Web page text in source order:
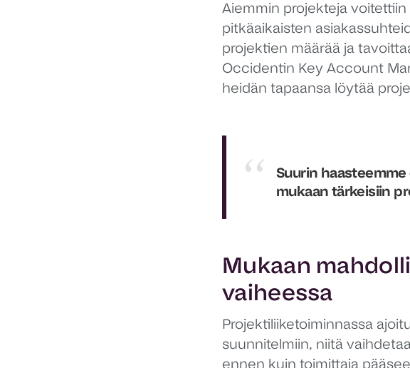
Aiemmin projekteja
pitkäaikaisten
projektien määrää ja
Occidentin Key Account
heidän tapaansa löytää
Suurin
mukaan tärkeisiin
Mukaan
vaiheessa
Projektiliiketoiminnassa
suunnitelmiin, niitä